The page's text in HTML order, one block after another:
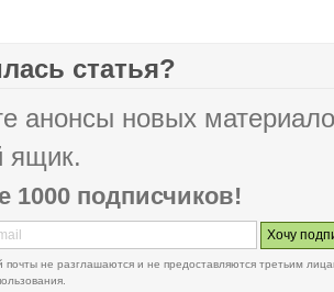
статья?
анонсы новых
ящик.
1000 подписчиков!
почты не разглашаются и не предоставляются третьим